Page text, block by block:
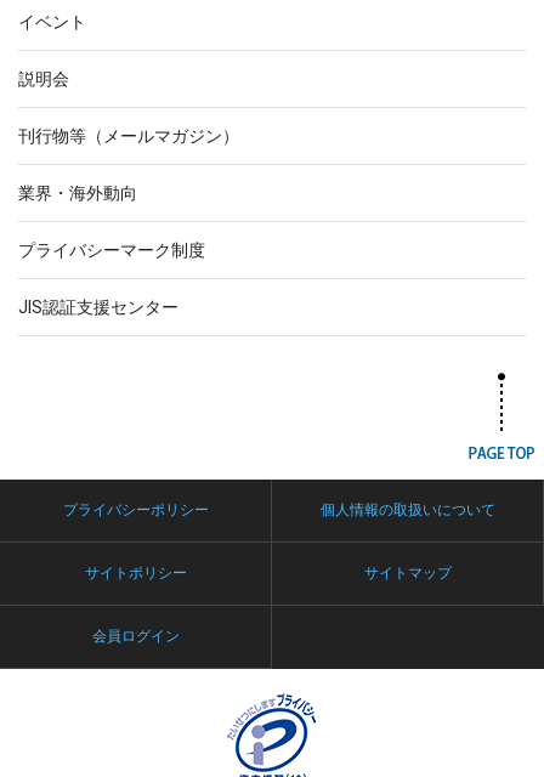
イベント
説明会
刊行物等（メールマガジン）
業界・海外動向
プライバシーマーク制度
JIS認証支援センター
プライバシーポリシー 個人情報の取扱いについて
サイトポリシー サイトマップ
会員ログイン